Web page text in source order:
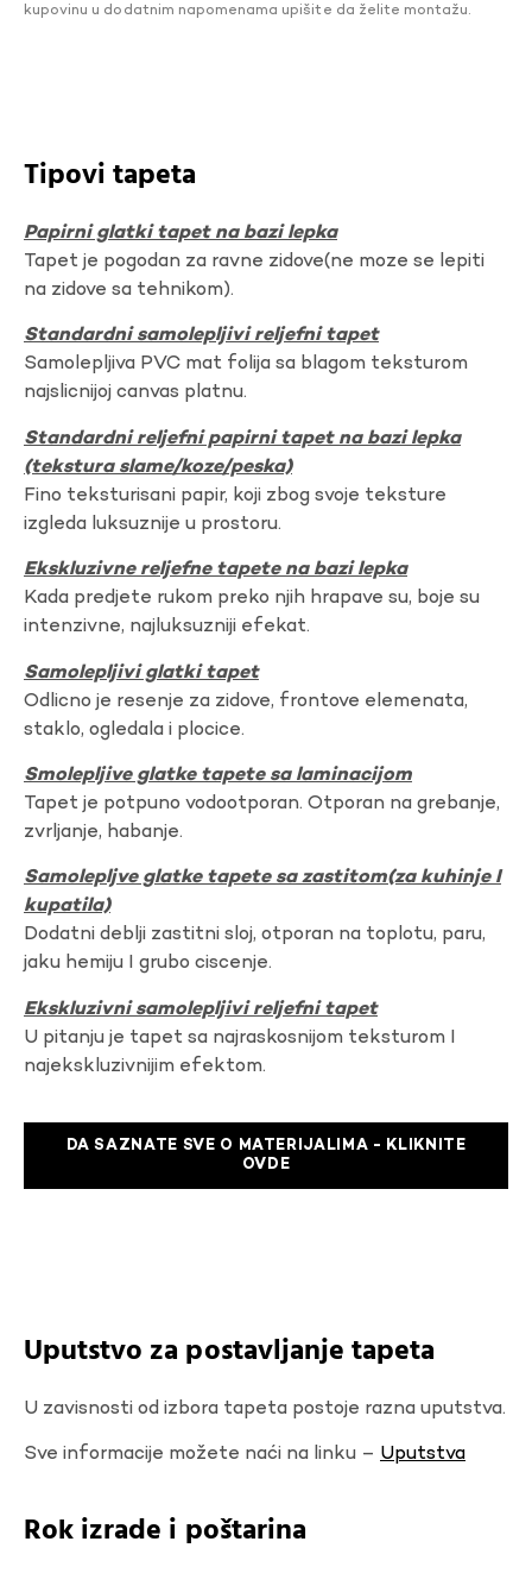
kupovinu u dodatnim napomenama upišite da želite montažu.
Tipovi tapeta
Papirni glatki tapet na bazi lepka
Tapet je pogodan za ravne zidove(ne moze se lepiti
na zidove sa tehnikom).
Standardni samolepljivi reljefni tapet
Samolepljiva PVC mat folija sa blagom teksturom
najslicnijoj canvas platnu.
Standardni reljefni papirni tapet na bazi lepka
(tekstura slame/koze/peska)
Fino teksturisani papir, koji zbog svoje teksture
izgleda luksuznije u prostoru.
Ekskluzivne reljefne tapete na bazi lepka
Kada predjete rukom preko njih hrapave su, boje su
intenzivne, najluksuzniji efekat.
Samolepljivi glatki tapet
Odlicno je resenje za zidove, frontove elemenata,
staklo, ogledala i plocice.
Smolepljive glatke tapete sa laminacijom
Tapet je potpuno vodootporan. Otporan na grebanje,
zvrljanje, habanje.
Samolepljve glatke tapete sa zastitom(za kuhinje I
kupatila)
Dodatni deblji zastitni sloj, otporan na toplotu, paru,
jaku hemiju I grubo ciscenje.
Ekskluzivni samolepljivi reljefni tapet
U pitanju je tapet sa najraskosnijom teksturom I
najekskluzivnijim efektom.
DA SAZNATE SVE O MATERIJALIMA - KLIKNITE
OVDE
Uputstvo za postavljanje tapeta
U zavisnosti od izbora tapeta postoje razna uputstva.
Sve informacije možete naći na linku – Uputstva
Rok izrade i poštarina